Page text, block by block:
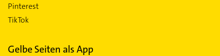
Pinterest
TikTok
Gelbe Seiten als App